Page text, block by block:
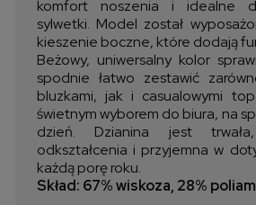
komfort noszenia i idealne
sylwetki. Model został
kieszenie boczne, które dodają
Beżowy, uniwersalny kolor
spodnie łatwo zestawić
bluzkami, jak i casualowymi
świetnym wyborem do biura, na
dzień. Dzianina jest
odkształcenia i przyjemna w
każdą porę roku.
Skład: 67% wiskoza, 28%